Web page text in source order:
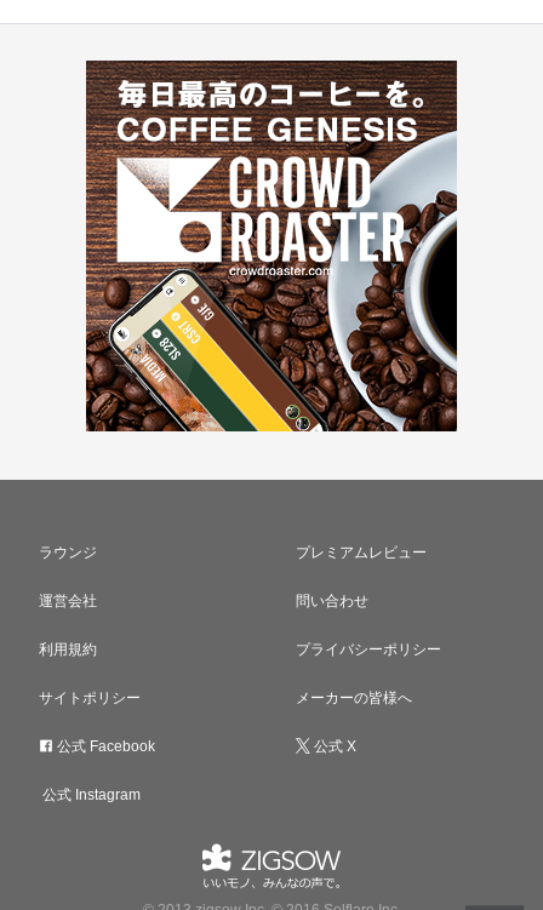
ラウンジ プレミアムレビュー
運営会社 問い合わせ
利用規約 プライバシーポリシー
サイトポリシー メーカーの皆様へ
公式 Facebook 公式 X
公式 Instagram